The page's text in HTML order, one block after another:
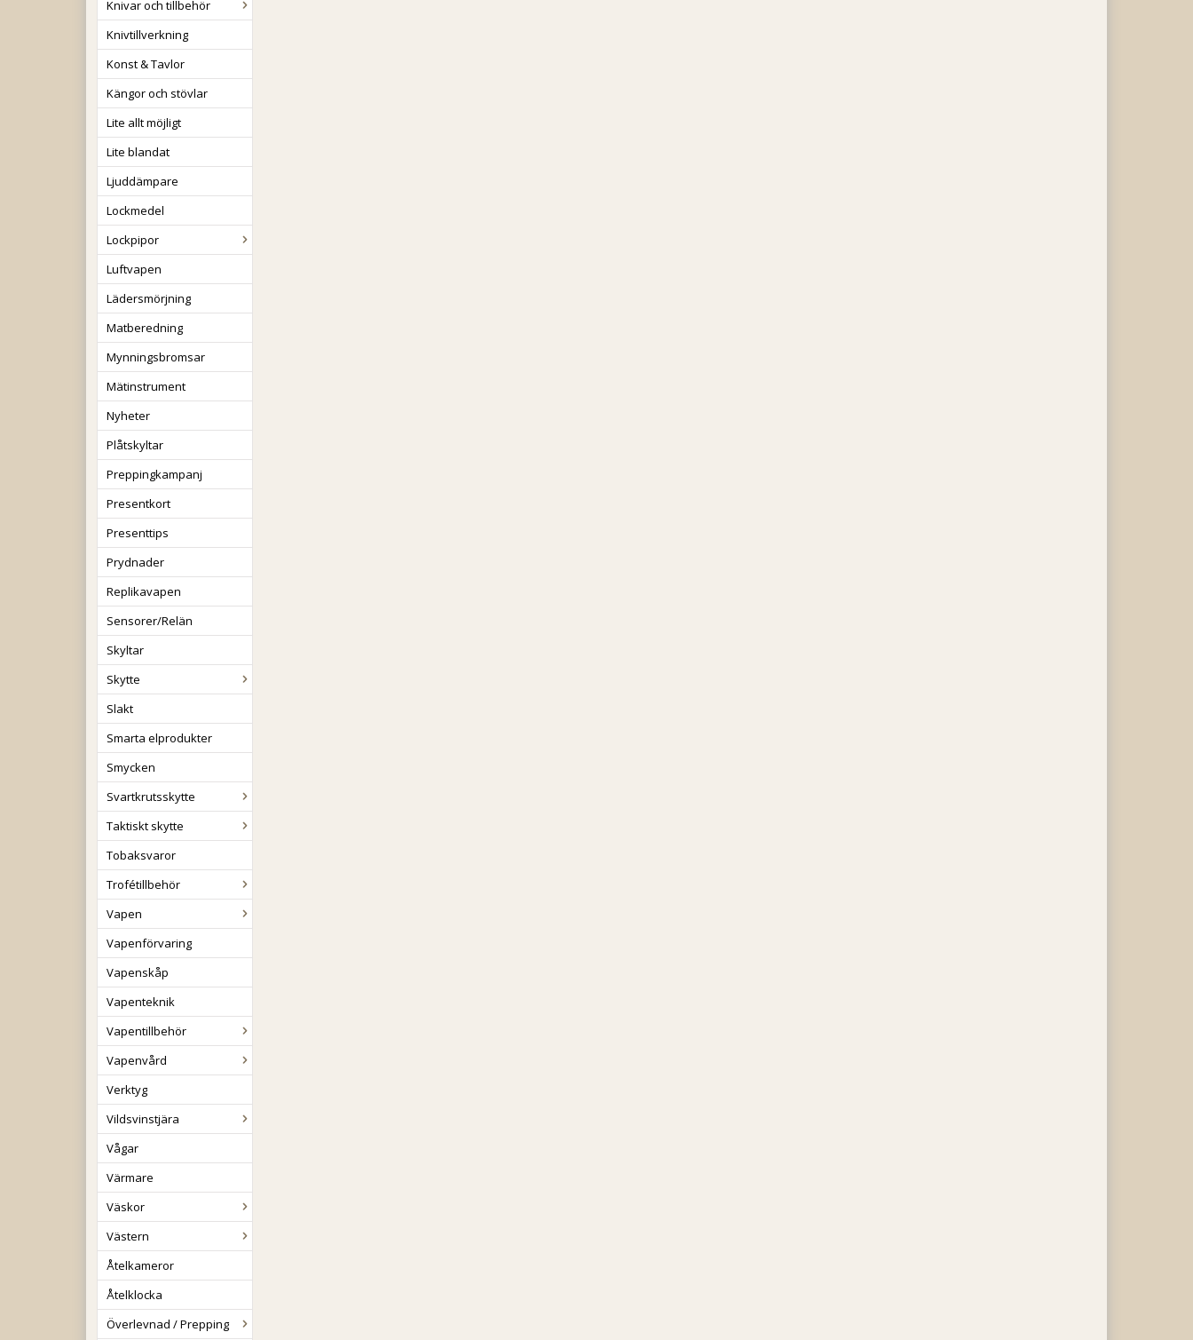
Knivar och tillbehör
Knivtillverkning
Konst & Tavlor
Kängor och stövlar
Lite allt möjligt
Lite blandat
Ljuddämpare
Lockmedel
Lockpipor
Luftvapen
Lädersmörjning
Matberedning
Mynningsbromsar
Mätinstrument
Nyheter
Plåtskyltar
Preppingkampanj
Presentkort
Presenttips
Prydnader
Replikavapen
Sensorer/Relän
Skyltar
Skytte
Slakt
Smarta elprodukter
Smycken
Svartkrutsskytte
Taktiskt skytte
Tobaksvaror
Trofétillbehör
Vapen
Vapenförvaring
Vapenskåp
Vapenteknik
Vapentillbehör
Vapenvård
Verktyg
Vildsvinstjära
Vågar
Värmare
Väskor
Västern
Åtelkameror
Åtelklocka
Överlevnad / Prepping